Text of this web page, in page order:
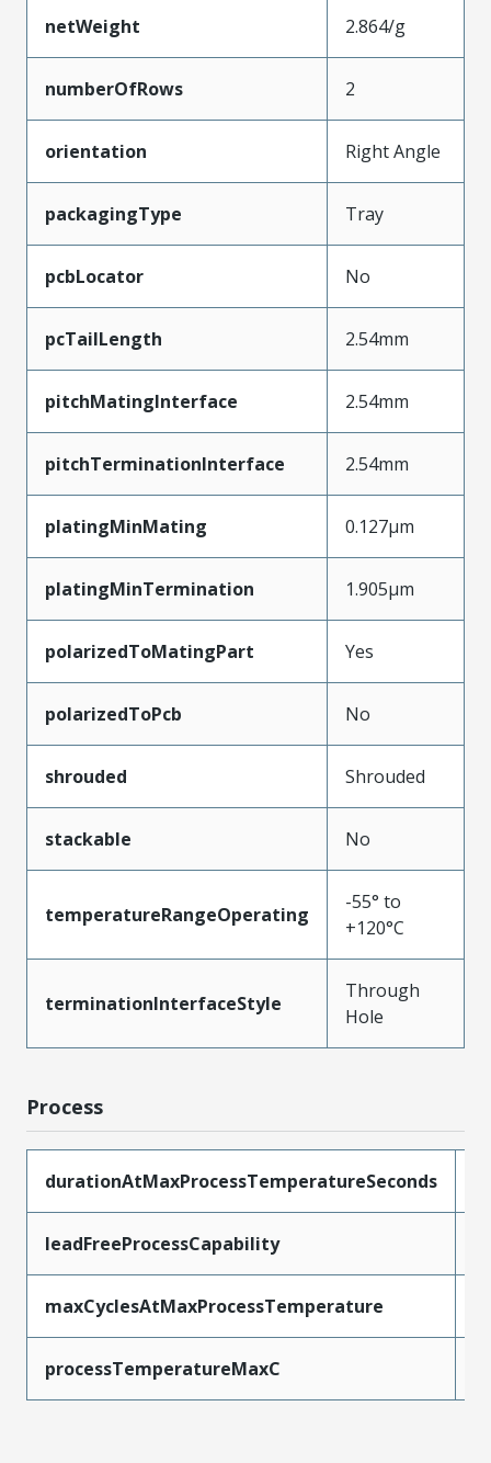
netWeight 2.864/g
numberOfRows 2
orientation Right Angle
packagingType Tray
pcbLocator No
pcTailLength 2.54mm
pitchMatingInterface 2.54mm
pitchTerminationInterface 2.54mm
platingMinMating 0.127µm
platingMinTermination 1.905µm
polarizedToMatingPart Yes
polarizedToPcb No
shrouded Shrouded
stackable No
temperatureRangeOperating
-55° to
+120°C
terminationInterfaceStyle
Through
Hole
Process
durationAtMaxProcessTemperatureSeconds
leadFreeProcessCapability
maxCyclesAtMaxProcessTemperature
processTemperatureMaxC